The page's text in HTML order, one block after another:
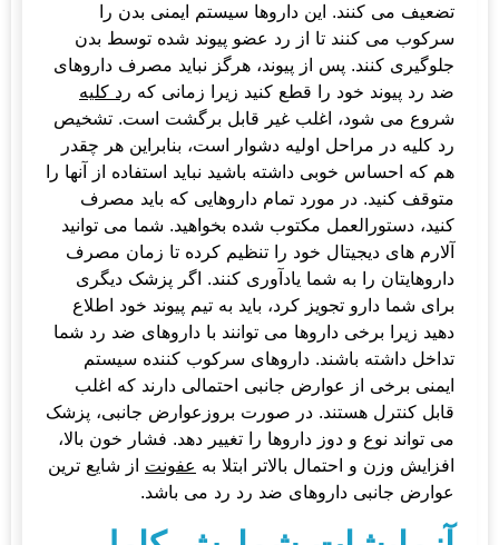
تضعیف می کنند. این داروها سیستم ایمنی بدن را
سرکوب می کنند تا از رد عضو پیوند شده توسط بدن
جلوگیری کنند. پس از پیوند، هرگز نباید مصرف داروهای
ضد رد پیوند خود را قطع کنید زیرا زمانی که رد کلیه
شروع می شود، اغلب غیر قابل برگشت است. تشخیص
رد کلیه در مراحل اولیه دشوار است، بنابراین هر چقدر
هم که احساس خوبی داشته باشید نباید استفاده از آنها را
متوقف کنید. در مورد تمام داروهایی که باید مصرف
کنید، دستورالعمل مکتوب شده بخواهید. شما می توانید
آلارم های دیجیتال خود را تنظیم کرده تا زمان مصرف
داروهایتان را به شما یادآوری کنند. اگر پزشک دیگری
برای شما دارو تجویز کرد، باید به تیم پیوند خود اطلاع
دهید زیرا برخی داروها می توانند با داروهای ضد رد شما
تداخل داشته باشند. داروهای سرکوب کننده سیستم
ایمنی برخی از عوارض جانبی احتمالی دارند که اغلب
قابل کنترل هستند. در صورت بروزعوارض جانبی، پزشک
می تواند نوع و دوز داروها را تغییر دهد. فشار خون بالا،
افزایش وزن و احتمال بالاتر ابتلا به عفونت از شایع ترین
عوارض جانبی داروهای ضد رد رد می باشد.